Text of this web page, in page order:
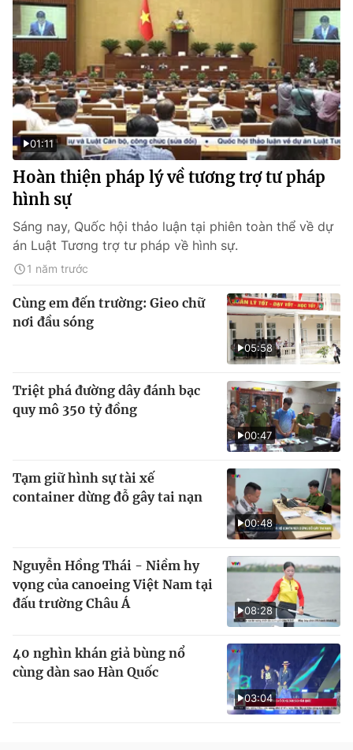
01:11
Hoàn thiện pháp lý về tương trợ tư pháp
hình sự
Sáng nay, Quốc hội thảo luận tại phiên toàn thể về dự
án Luật Tương trợ tư pháp về hình sự.
1 năm trước
05:58
Cùng em đến trường: Gieo chữ
nơi đầu sóng
00:47
Triệt phá đường dây đánh bạc
quy mô 350 tỷ đồng
00:48
Tạm giữ hình sự tài xế
container dừng đỗ gây tai nạn
08:28
Nguyễn Hồng Thái - Niềm hy
vọng của canoeing Việt Nam tại
đấu trường Châu Á
03:04
40 nghìn khán giả bùng nổ
cùng dàn sao Hàn Quốc